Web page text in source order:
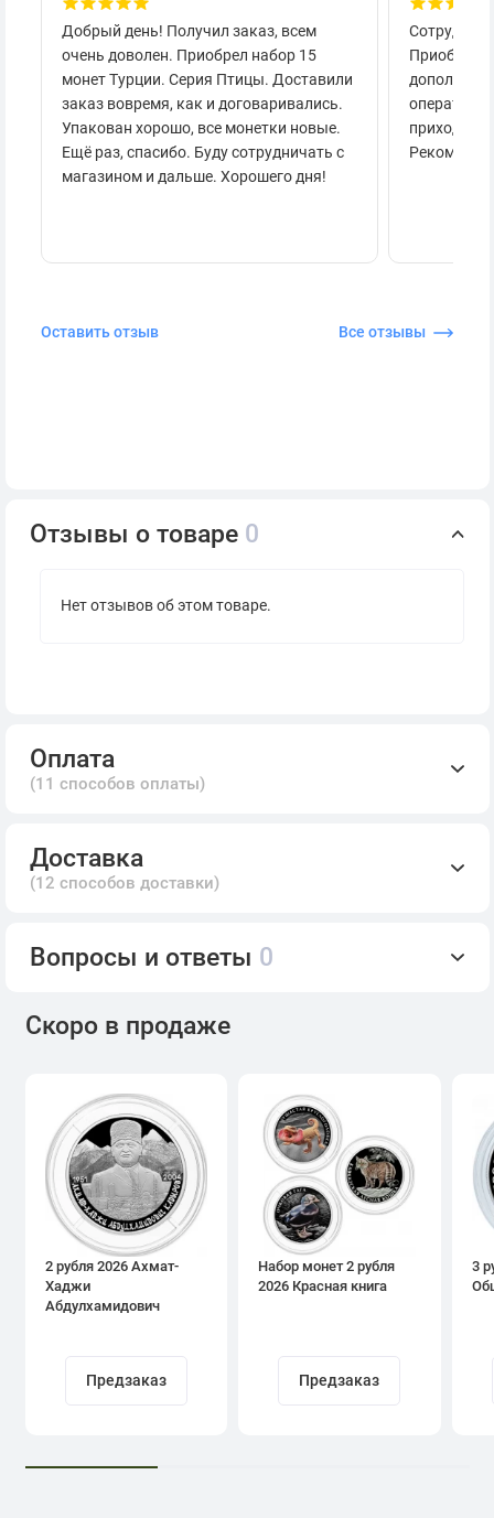
Добрый день! Получил заказ, всем
очень доволен. Приобрел набор 15
монет Турции. Серия Птицы. Доставили
заказ вовремя, как и договаривались.
Упакован хорошо, все монетки новые.
Ещё раз, спасибо. Буду сотрудничать с
магазином и дальше. Хорошего дня!
приходило
Оставить отзыв Все отзывы
Отзывы о товаре 0
Нет отзывов об этом товаре.
Оплата
(11 способов оплаты)
Доставка
(12 способов доставки)
Вопросы и ответы 0
Скоро в продаже
2 рубля 2026 Ахмат-
Хаджи
Абдулхамидович
Предзаказ
Набор монет 2 рубля
2026 Красная книга
Предзаказ
3